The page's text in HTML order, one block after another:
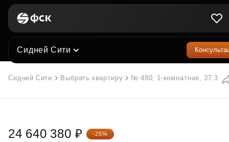
Сидней Сити
Сидней Сити Выбрать квартиру № 480, 1-комнатная, 37.3 м²
24 640 380 ₽ -25%